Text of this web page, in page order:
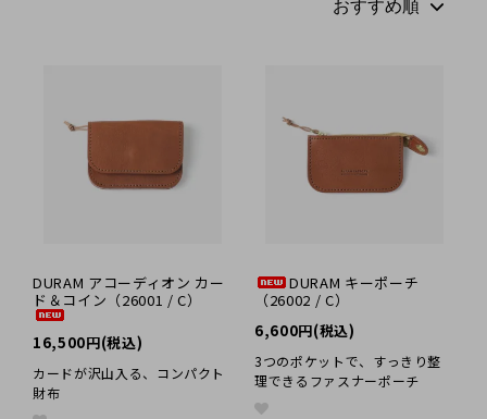
ストラップ
革の手入れ用品
その他
DURAM アコーディオン カー
ド＆コイン（26001 / C）
16,500円(税込)
カードが沢山入る、コンパクト
財布
DURAM キーポーチ
（26002 / C）
6,600円(税込)
3つのポケットで、すっきり整
理できるファスナーポーチ